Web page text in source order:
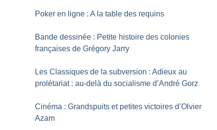
Poker en ligne : A la table des requins
Bande dessinée : Petite histoire des colonies
françaises de Grégory Jarry
Les Classiques de la subversion : Adieux au
prolétariat : au-delà du socialisme d’André Gorz
Cinéma : Grandspuits et petites victoires d’Olvier
Azam